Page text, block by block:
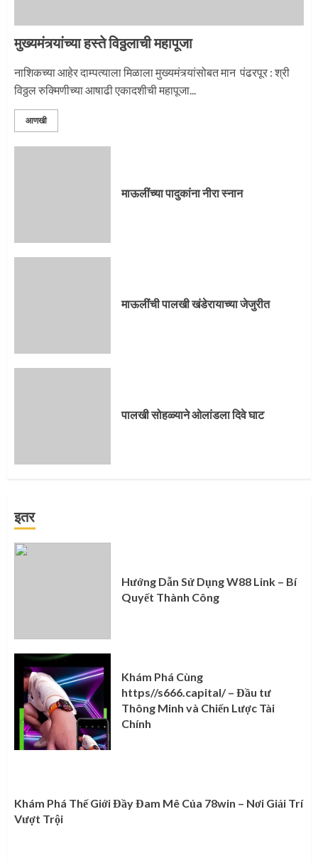
मुख्यमंत्र्यांच्या हस्ते विठ्ठलाची महापूजा
नाशिकच्या आहेर दाम्पत्याला मिळाला मुख्यमंत्र्यांसोबत मान पंढरपूर : श्री
विठ्ठल रुक्मिणीच्या आषाढी एकादशीची महापूजा...
आणखी
माऊलींच्या पादुकांना नीरा स्नान
माऊलींची पालखी खंडेरायाच्या जेजुरीत
पालखी सोहळ्याने ओलांडला दिवे घाट
इतर
Hướng Dẫn Sử Dụng W88 Link – Bí
Quyết Thành Công
Khám Phá Cùng
https//s666.capital/ – Đầu tư
Thông Minh và Chiến Lược Tài
Chính
Khám Phá Thế Giới Đầy Đam Mê Của 78win – Nơi Giải Trí
Vượt Trội